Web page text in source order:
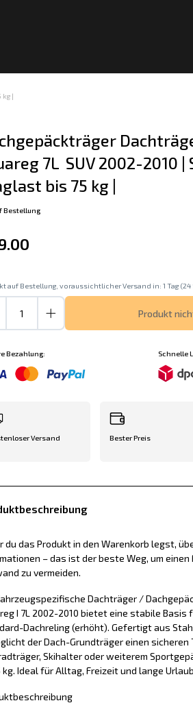
kg |
7L  SUV 2002-2010
bis 75 kg |
Bestellung
auf Bestellung, voraussichtlicher Versand in: 1 Tag (24
Produkt
Bezahlung: Schnelle
Versand Bester Preis
du das Produkt in den Warenkorb legst,
– das ist der beste Weg, um
zu vermeiden.
Dachträger /
I 7L 2002-2010 bietet eine stabile
Dachreling (erhöht). Gefertigt aus
der Dach-Grundträger einen sicheren
Skihalter oder weiterem
kg. Ideal für Alltag, Freizeit und lange